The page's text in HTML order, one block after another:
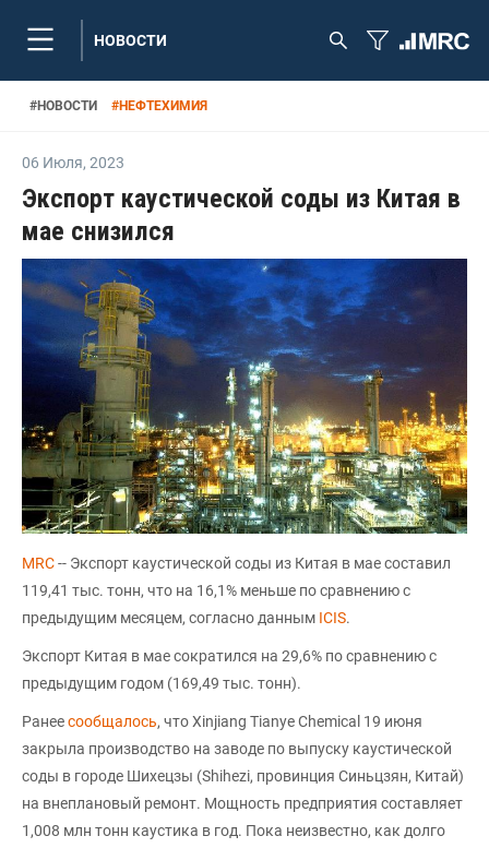
НОВОСТИ
#НОВОСТИ #НЕФТЕХИМИЯ
06 Июля, 2023
Экспорт каустической соды из Китая в
мае снизился
MRC-- Экспорт каустической соды из Китая в мае составил
119,41 тыс. тонн, что на 16,1% меньше по сравнению с
предыдущим месяцем, согласно данным ICIS.
Экспорт Китая в мае сократился на 29,6% по сравнению с
предыдущим годом (169,49 тыс. тонн).
Ранеесообщалось, что Xinjiang Tianye Chemical 19 июня
закрыла производство на заводе по выпуску каустической
соды в городе Шихецзы (Shihezi, провинция Синьцзян, Китай)
на внеплановый ремонт. Мощность предприятия составляет
1,008 млн тонн каустика в год. Пока неизвестно, как долго